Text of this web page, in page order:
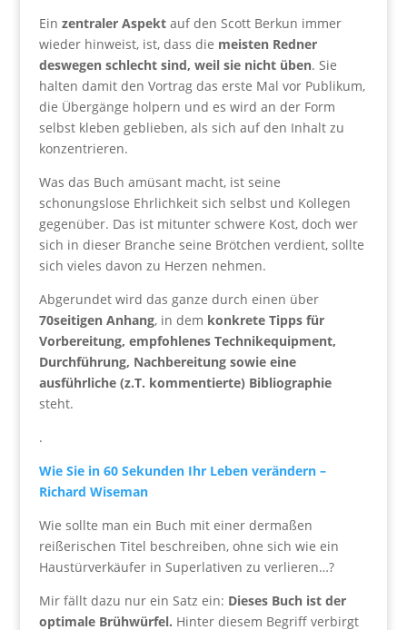
Ein zentraler Aspektauf den Scott Berkun immer
wieder hinweist, ist, dass die meisten Redner
deswegen schlecht sind, weil sie nicht üben. Sie
halten damit den Vortrag das erste Mal vor Publikum,
die Übergänge holpern und es wird an der Form
selbst kleben geblieben, als sich auf den Inhalt zu
konzentrieren.
Was das Buch amüsant macht, ist seine
schonungslose Ehrlichkeit sich selbst und Kollegen
gegenüber. Das ist mitunter schwere Kost, doch wer
sich in dieser Branche seine Brötchen verdient, sollte
sich vieles davon zu Herzen nehmen.
Abgerundet wird das ganze durch einen über
70seitigen Anhang, in dem konkrete Tipps für
Vorbereitung, empfohlenes Technikequipment,
Durchführung, Nachbereitung sowie eine
ausführliche (z.T. kommentierte) Bibliographie
steht.
.
Wie Sie in 60 Sekunden Ihr Leben verändern –
Richard Wiseman
Wie sollte man ein Buch mit einer dermaßen
reißerischen Titel beschreiben, ohne sich wie ein
Haustürverkäufer in Superlativen zu verlieren…?
Mir fällt dazu nur ein Satz ein: Dieses Buch ist der
optimale Brühwürfel. Hinter diesem Begriff verbirgt